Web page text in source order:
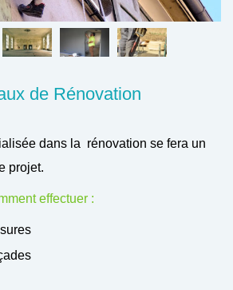
de Rénovation
dans la rénovation se fera un
projet.
effectuer :